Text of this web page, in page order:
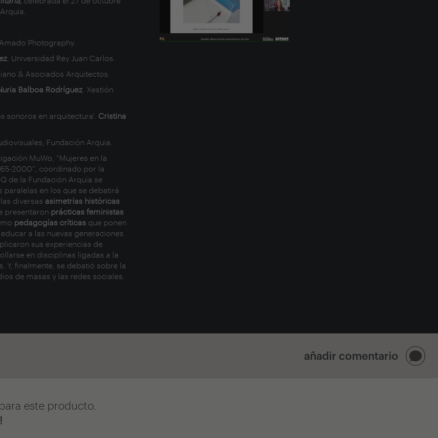
Photography.
. Universidad Rey Juan Carlos.
& Asociados Arquitectos.
Balboa Rodríguez . Xestión
sonoros en arquitectura’. Cristina
Fundación Arquia.
MuWo, “Mujeres en la
2000” , coordinado por la
de la Fundación Arquia se
paralelas en los que se debatirá
diversas asimetrías históricas
presentaron prácticas feministas
pedagogías críticas que ponen
a las nuevas generaciones
sus experiencias de
en disciplinas ligadas a la
Y, finalmente, se debatió sobre la
de masas y las redes sociales.
añadir comentario
este producto.